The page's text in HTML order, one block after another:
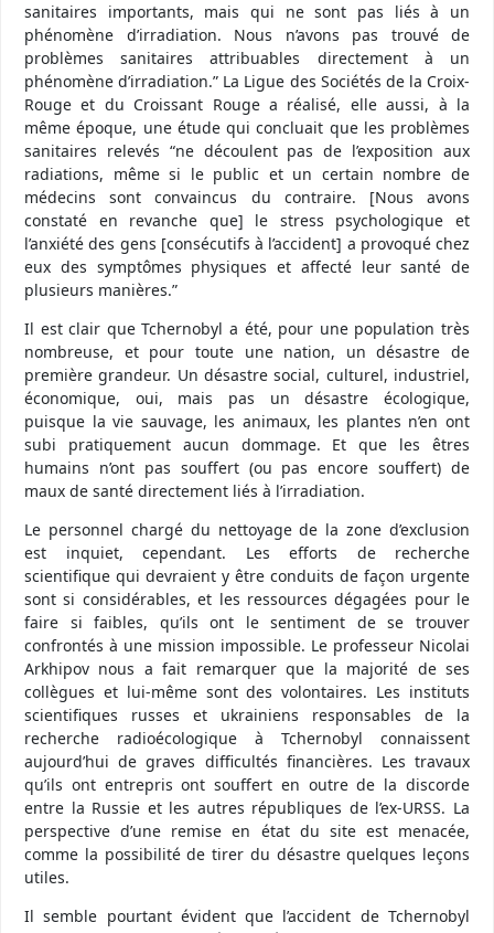
sanitaires importants, mais qui ne sont pas liés à un
phénomène d’irradiation. Nous n’avons pas trouvé de
problèmes sanitaires attribuables directement à un
phénomène d’irradiation.” La Ligue des Sociétés de la Croix-
Rouge et du Croissant Rouge a réalisé, elle aussi, à la
même époque, une étude qui concluait que les problèmes
sanitaires relevés “ne découlent pas de l’exposition aux
radiations, même si le public et un certain nombre de
médecins sont convaincus du contraire. [Nous avons
constaté en revanche que] le stress psychologique et
l’anxiété des gens [consécutifs à l’accident] a provoqué chez
eux des symptômes physiques et affecté leur santé de
plusieurs manières.”
Il est clair que Tchernobyl a été, pour une population très
nombreuse, et pour toute une nation, un désastre de
première grandeur. Un désastre social, culturel, industriel,
économique, oui, mais pas un désastre écologique,
puisque la vie sauvage, les animaux, les plantes n’en ont
subi pratiquement aucun dommage. Et que les êtres
humains n’ont pas souffert (ou pas encore souffert) de
maux de santé directement liés à l’irradiation.
Le personnel chargé du nettoyage de la zone d’exclusion
est inquiet, cependant. Les efforts de recherche
scientifique qui devraient y être conduits de façon urgente
sont si considérables, et les ressources dégagées pour le
faire si faibles, qu’ils ont le sentiment de se trouver
confrontés à une mission impossible. Le professeur Nicolai
Arkhipov nous a fait remarquer que la majorité de ses
collègues et lui-même sont des volontaires. Les instituts
scientifiques russes et ukrainiens responsables de la
recherche radioécologique à Tchernobyl connaissent
aujourd’hui de graves difficultés financières. Les travaux
qu’ils ont entrepris ont souffert en outre de la discorde
entre la Russie et les autres républiques de l’ex-URSS. La
perspective d’une remise en état du site est menacée,
comme la possibilité de tirer du désastre quelques leçons
utiles.
Il semble pourtant évident que l’accident de Tchernobyl